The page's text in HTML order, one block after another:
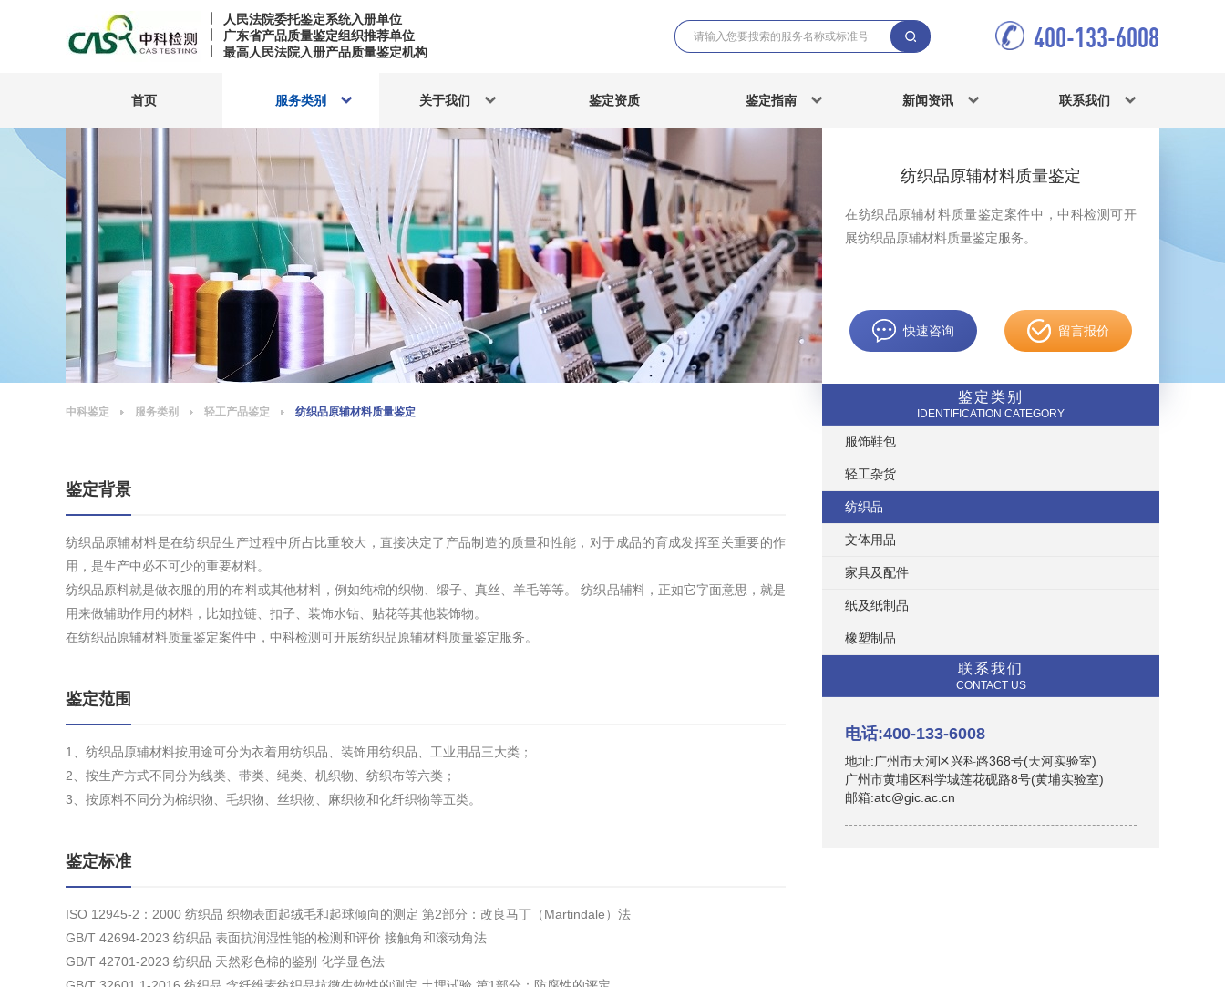
人民法院委托鉴定系统入册单位
广东省产品质量鉴定组织推荐单位
最高人民法院入册产品质量鉴定机构
400-133-6008
首页 服务类别 关于我们 鉴定资质 鉴定指南 新闻资讯 联系我们
纺织品原辅材料质量鉴定
在纺织品原辅材料质量鉴定案件中，中科检测可开
展纺织品原辅材料质量鉴定服务。
快速咨询 留言报价
鉴定类别
IDENTIFICATION CATEGORY
服饰鞋包
轻工杂货
纺织品
文体用品
家具及配件
纸及纸制品
橡塑制品
联系我们
CONTACT US
电话:400-133-6008
地址:广州市天河区兴科路368号(天河实验室)
广州市黄埔区科学城莲花砚路8号(黄埔实验室)
邮箱:atc@gic.ac.cn
中科鉴定 服务类别 轻工产品鉴定 纺织品原辅材料质量鉴定
鉴定背景
纺织品原辅材料是在纺织品生产过程中所占比重较大，直接决定了产品制造的质量和性能，对于成品的育成发挥至关重要的作
用，是生产中必不可少的重要材料。
纺织品原料就是做衣服的用的布料或其他材料，例如纯棉的织物、缎子、真丝、羊毛等等。 纺织品辅料，正如它字面意思，就是
用来做辅助作用的材料，比如拉链、扣子、装饰水钻、贴花等其他装饰物。
在纺织品原辅材料质量鉴定案件中，中科检测可开展纺织品原辅材料质量鉴定服务。
鉴定范围
1、纺织品原辅材料按用途可分为衣着用纺织品、装饰用纺织品、工业用品三大类；
2、按生产方式不同分为线类、带类、绳类、机织物、纺织布等六类；
3、按原料不同分为棉织物、毛织物、丝织物、麻织物和化纤织物等五类。
鉴定标准
ISO 12945-2：2000 纺织品 织物表面起绒毛和起球倾向的测定 第2部分：改良马丁（Martindale）法
GB/T 42694-2023 纺织品 表面抗润湿性能的检测和评价 接触角和滚动角法
GB/T 42701-2023 纺织品 天然彩色棉的鉴别 化学显色法